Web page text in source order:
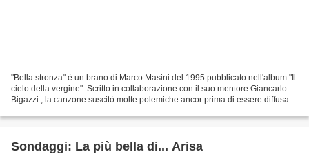
"Bella stronza" è un brano di Marco Masini del 1995 pubblicato nell'album "Il
cielo della vergine". Scritto in collaborazione con il suo mentore Giancarlo
Bigazzi , la canzone suscitò molte polemiche ancor prima di essere diffusa. Il
Sondaggi: La più bella di... Arisa